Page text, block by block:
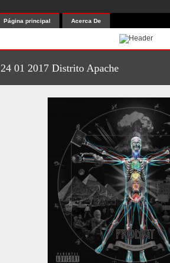
Página principal Acerca De
24 01 2017 Distrito Apache